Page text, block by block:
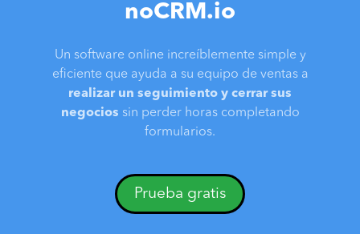
noCRM.io
Un software online increíblemente simple y
eficiente que ayuda a su equipo de ventas a
realizar un seguimiento y cerrar sus
negocios sin perder horas completando
formularios.
Prueba gratis